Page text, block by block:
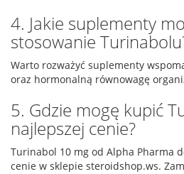
4. Jakie suplementy
stosowanie
Warto rozważyć suplementy
oraz hormonalną równowagę
5. Gdzie mogę kupić
najlepszej cenie?
Turinabol 10 mg od Alpha Pharma
cenie w sklepie steroidshop.ws.